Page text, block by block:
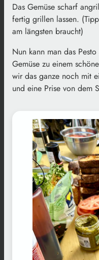
Das Gemüse scharf
fertig grillen lassen.
am längsten braucht)
Nun kann man das
Gemüse zu einem
wir das ganze noch mit
und eine Prise von dem